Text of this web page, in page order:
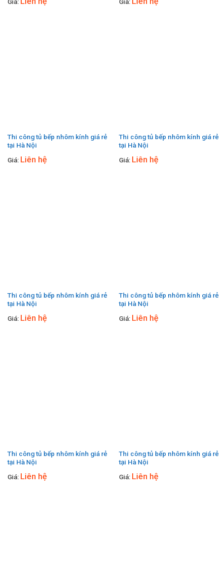
Giá: Giá:
Thi công tủ bếp nhôm kính giá rẻ
tại Hà Nội
Giá: Liên hệ
Thi công tủ bếp nhôm kính giá rẻ
tại Hà Nội
Giá: Liên hệ
Thi công tủ bếp nhôm kính giá rẻ
tại Hà Nội
Giá: Liên hệ
Thi công tủ bếp nhôm kính giá rẻ
tại Hà Nội
Giá: Liên hệ
Thi công tủ bếp nhôm kính giá rẻ
tại Hà Nội
Giá: Liên hệ
Thi công tủ bếp nhôm kính giá rẻ
tại Hà Nội
Giá: Liên hệ